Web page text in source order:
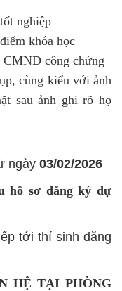
nghiệp
khóa học
CMND công chứng
cùng kiểu với ảnh
sau ảnh ghi rõ họ
ngày 03/02/2026
hồ sơ đăng ký dự
tới thí sinh đăng
HỆ TẠI PHÒNG